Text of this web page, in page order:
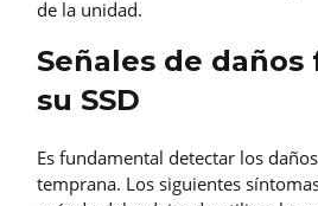
de la unidad.
Señales de daños
su SSD
Es fundamental detectar los
temprana. Los siguientes